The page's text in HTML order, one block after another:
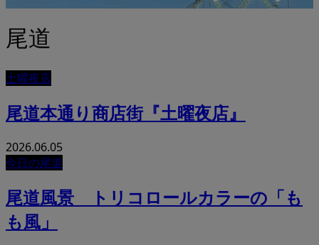
尾道
土曜夜店
尾道本通り商店街『土曜夜店』
2026.06.05
今日の尾道
尾道風景 トリコロールカラーの「も
も風」